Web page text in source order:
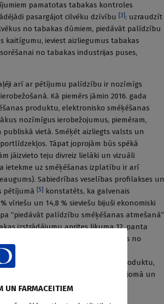
pamatotas tabakas kontroles
pasargājot cilvēku dzīvību [3] : uzraudzīt
no tabakas dūmiem, piedāvāt palīdzību
kaitīgumu, ieviest aizliegumus tabakas
no tabakas industrijas puses,
arī ar pētījumu palīdzību ir nozīmīgs
Kā piemērs jāmin 2016. gada
produktu, elektronisko smēķēšanas
nozīmīgus ierobežojumus, piemēram,
vietā. Smēķēt aizliegts valsts un
Tāpat joprojām būs spēkā
jāizvieto teju divreiz lielāki un vizuāli
ietekme uz smēķēšanas izplatību ir arī
Sabiedrības veselības profilakses un
pētījumā [5]
konstatēts, ka galvenais
vīriešu un 14,8 % sieviešu bijuši ekonomiski
“piedāvāt palīdzību smēķēšanas atmešanā”
izstrādājumu aprites likuma 12. panta
nodrošināt iespēju ārstēties no
pienākums ir izstrādāt uz
augu smēķēšanas produktu,
kaitīguma samazināšanas jomā un
kuras to vēlas.”
UN FARMACEITIEM